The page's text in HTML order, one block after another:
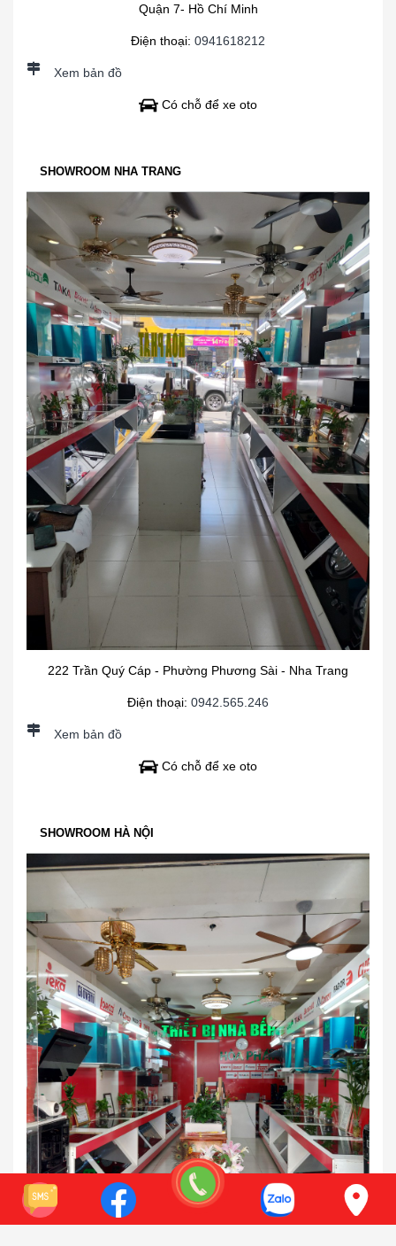
Quận 7- Hồ Chí Minh
Điện thoại: 0941618212
Xem bản đồ
Có chỗ để xe oto
SHOWROOM NHA TRANG
222 Trần Quý Cáp - Phường Phương Sài - Nha Trang
Điện thoại: 0942.565.246
Xem bản đồ
Có chỗ để xe oto
SHOWROOM HÀ NỘI